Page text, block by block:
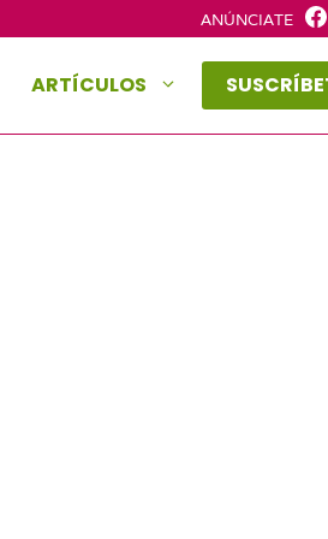
ANÚNCIATE
ARTÍCULOS